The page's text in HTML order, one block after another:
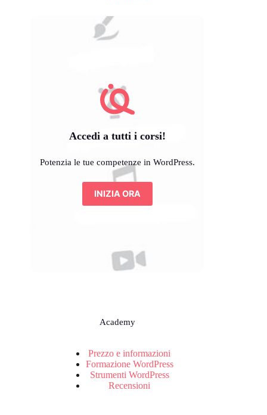
Accedi a tutti i corsi!
Potenzia le tue competenze in WordPress.
INIZIA ORA
Academy
Prezzo e informazioni
Formazione WordPress
Strumenti WordPress
Recensioni